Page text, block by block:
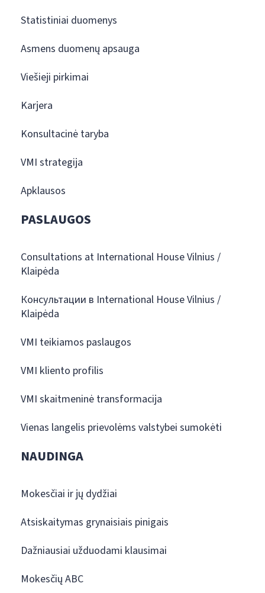
Statistiniai duomenys
Asmens duomenų apsauga
Viešieji pirkimai
Karjera
Konsultacinė taryba
VMI strategija
Apklausos
PASLAUGOS
Consultations at International House Vilnius /
Klaipėda
Консультации в International House Vilnius /
Klaipėda
VMI teikiamos paslaugos
VMI kliento profilis
VMI skaitmeninė transformacija
Vienas langelis prievolėms valstybei sumokėti
NAUDINGA
Mokesčiai ir jų dydžiai
Atsiskaitymas grynaisiais pinigais
Dažniausiai užduodami klausimai
Mokesčių ABC